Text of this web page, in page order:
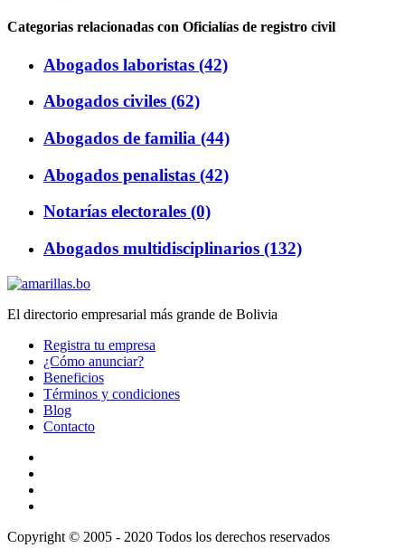
Categorias relacionadas con Oficialías de registro civil
Abogados laboristas (42)
Abogados civiles (62)
Abogados de familia (44)
Abogados penalistas (42)
Notarías electorales (0)
Abogados multidisciplinarios (132)
El directorio empresarial más grande de Bolivia
Registra tu empresa
¿Cómo anunciar?
Beneficios
Términos y condiciones
Blog
Contacto
Copyright © 2005 - 2020 Todos los derechos reservados